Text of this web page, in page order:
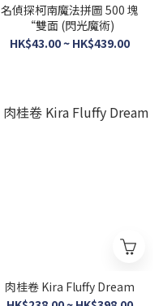
名偵探柯南魔法拼圖 500 塊
“雙面 (閃光魔術)
HK$43.00 ~ HK$439.00
肉桂卷 Kira Fluffy Dream